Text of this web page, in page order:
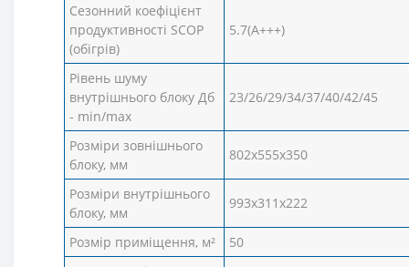
Сезонний коефіцієнт
продуктивності SCOP
(обігрів)
5.7(А+++)
Рівень шуму
внутрішнього блоку Дб
- min/max
23/26/29/34/37/40/42/45
Розміри зовнішнього
блоку, мм
802x555x350
Розміри внутрішнього
блоку, мм
993x311x222
Розмір приміщення, м²
50